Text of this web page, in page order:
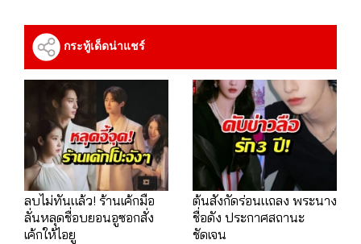
กระทู้เด็ดน่าแชร์
ลบไม่ทันแล้ว! ร้านเค้กมือ
ลั่นหลุดชื่อบยอนอูซอกสั่ง
เค้กให้ไอยู
ต้นสังกัดร่อนแถลง พระนาง
ชื่อดัง ประกาศสถานะ
ชัดเจน